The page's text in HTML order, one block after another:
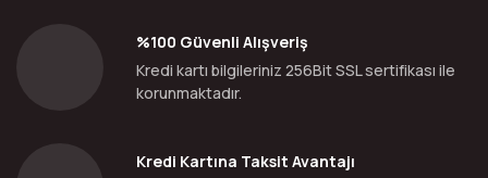
%100 Güvenli Alışveriş
Kredi kartı bilgileriniz 256Bit SSL sertifikası ile
korunmaktadır.
Kredi Kartına Taksit Avantajı